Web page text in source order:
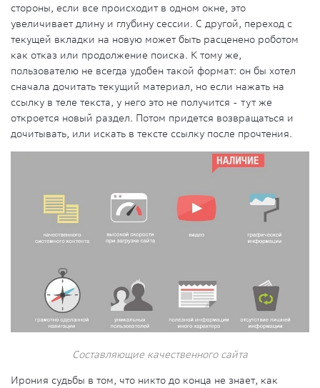
стороны, если все происходит в одном окне, это
увеличивает длину и глубину сессии. С другой, переход с
текущей вкладки на новую может быть расценено роботом
как отказ или продолжение поиска. К тому же,
пользователю не всегда удобен такой формат: он бы хотел
сначала дочитать текущий материал, но если нажать на
ссылку в теле текста, у него это не получится - тут же
откроется новый раздел. Потом придется возвращаться и
дочитывать, или искать в тексте ссылку после прочтения.
Составляющие качественного сайта
Ирония судьбы в том, что никто до конца не знает, как